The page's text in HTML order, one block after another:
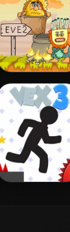
Adam and Eve 2